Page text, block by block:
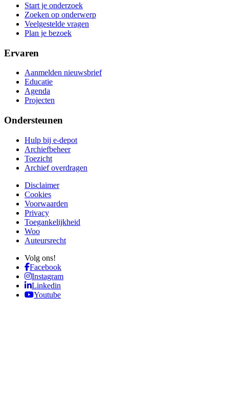
Start je onderzoek
Zoeken op onderwerp
Veelgestelde vragen
Plan je bezoek
Ervaren
Aanmelden nieuwsbrief
Educatie
Agenda
Projecten
Ondersteunen
Hulp bij e-depot
Archiefbeheer
Toezicht
Archief overdragen
Disclaimer
Cookies
Voorwaarden
Privacy
Toegankelijkheid
Woo
Auteursrecht
Volg ons!
Facebook
Instagram
Linkedin
Youtube